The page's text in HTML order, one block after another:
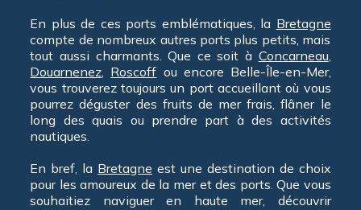
En plus de ces ports emblématiques, la Bretagne
compte de nombreux autres ports plus petits, mais
tout aussi charmants. Que ce soit à Concarneau,
Douarnenez, Roscoff ou encore Belle-Île-en-Mer,
vous trouverez toujours un port accueillant où vous
pourrez déguster des fruits de mer frais, flâner le
long des quais ou prendre part à des activités
nautiques.
En bref, la Bretagne est une destination de choix
pour les amoureux de la mer et des ports. Que vous
souhaitiez naviguer en haute mer, découvrir